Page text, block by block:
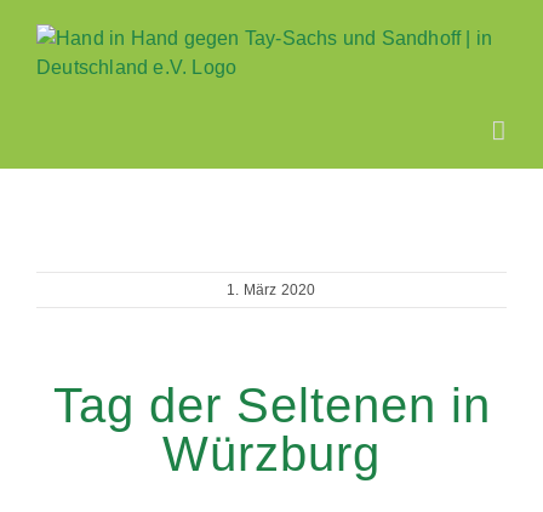
Inhalt
springen
1. März 2020
Tag der Seltenen in
Würzburg